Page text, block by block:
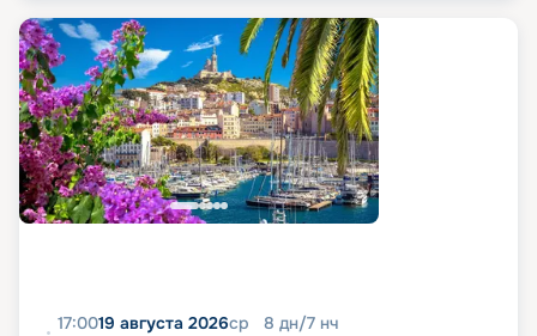
17:0019 августа 2026ср 8 дн/7 нч